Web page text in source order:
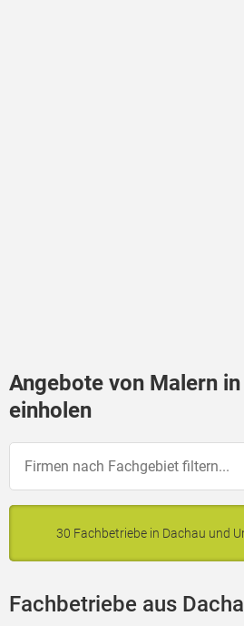
Angebote von Malern
einholen
30 Fachbetriebe in Dachau und
Fachbetriebe aus